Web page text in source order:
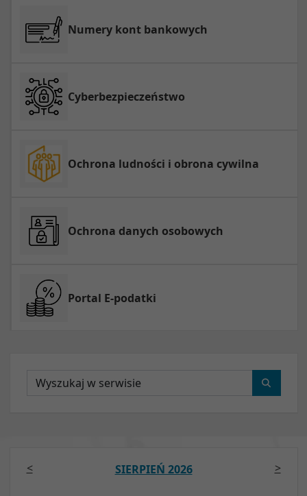
Numery kont bankowych
Cyberbezpieczeństwo
Ochrona ludności i obrona cywilna
Ochrona danych osobowych
Portal E-podatki
Wyszukaj
SIERPIEŃ 2026
< >